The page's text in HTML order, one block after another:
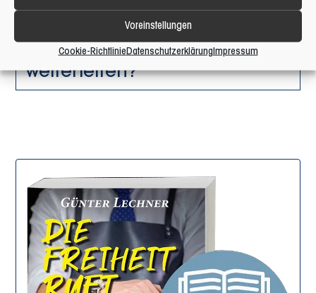
Voreinstellungen
Cookie-Richtlinie Datenschutzerklärung Impressum
Darf ich den Podcast
weiterempfehlen oder
weiterleiten?